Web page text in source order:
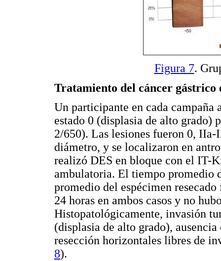
Figura 7.
Tratamiento del cáncer gástrico
Un participante en cada campaña
estado 0 (displasia de alto grado)
2/650). Las lesiones fueron 0,
diámetro, y se localizaron en
realizó DES en bloque con el IT-
ambulatoria. El tiempo promedio
promedio del espécimen
24 horas en ambos casos y no
Histopatológicamente, invasión
(displasia de alto grado),
resección horizontales libres de
8).